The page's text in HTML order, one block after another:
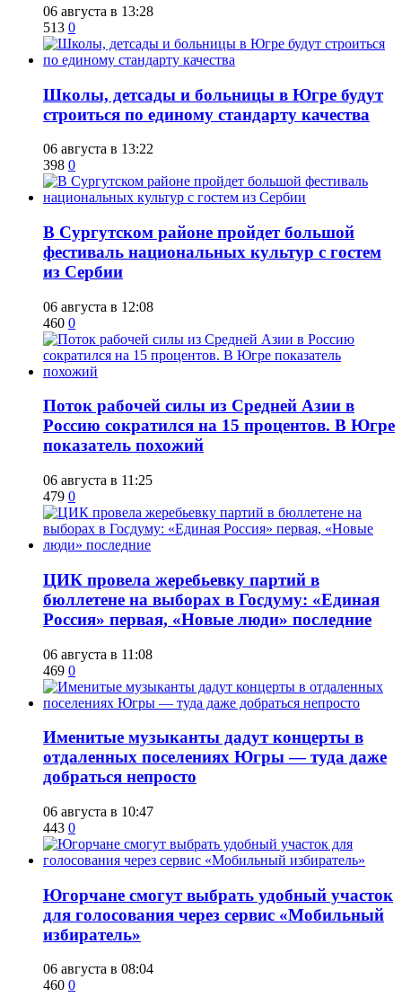
06 августа в 13:28
513 0
Школы, детсады и больницы в Югре будут
строиться по единому стандарту качества
06 августа в 13:22
398 0
В Сургутском районе пройдет большой
фестиваль национальных культур с гостем
из Сербии
06 августа в 12:08
460 0
Поток рабочей силы из Средней Азии в
Россию сократился на 15 процентов. В Югре
показатель похожий
06 августа в 11:25
479 0
ЦИК провела жеребьевку партий в
бюллетене на выборах в Госдуму: «Единая
Россия» первая, «Новые люди» последние
06 августа в 11:08
469 0
Именитые музыканты дадут концерты в
отдаленных поселениях Югры — туда даже
добраться непросто
06 августа в 10:47
443 0
Югорчане смогут выбрать удобный участок
для голосования через сервис «Мобильный
избиратель»
06 августа в 08:04
460 0